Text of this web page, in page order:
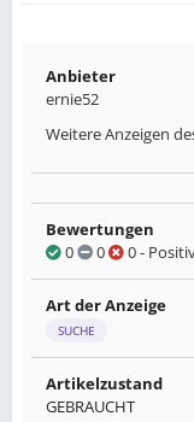
Anbieter
ernie52
Weitere Anzeigen
Bewertungen
0
0 0-
Art der Anzeige
SUCHE
Artikelzustand
GEBRAUCHT